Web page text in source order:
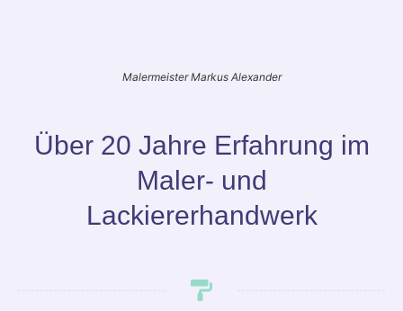
Malermeister Markus Alexander
Über 20 Jahre Erfahrung im
Maler- und
Lackiererhandwerk